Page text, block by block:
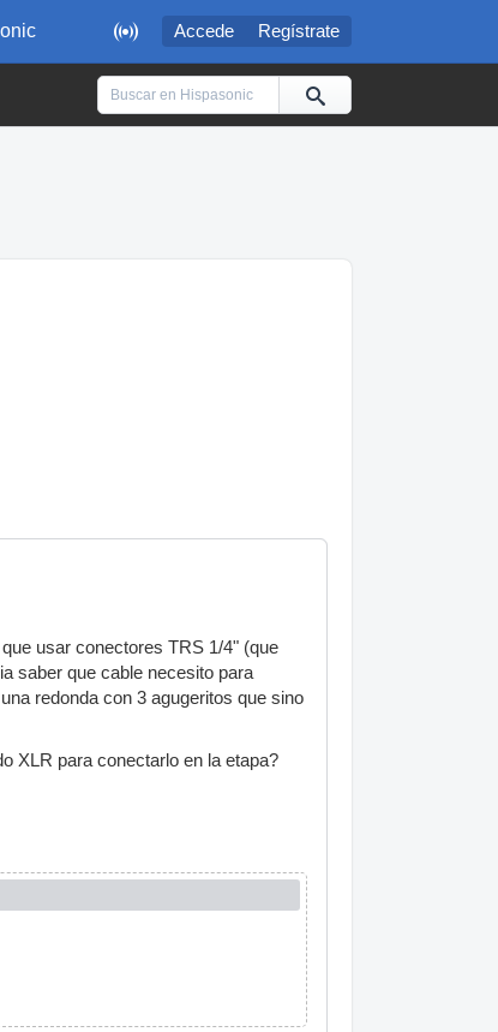
 Accede Regístrate
usar conectores TRS 1/4" (que
saber que cable necesito para
redonda con 3 agugeritos que sino
XLR para conectarlo en la etapa?